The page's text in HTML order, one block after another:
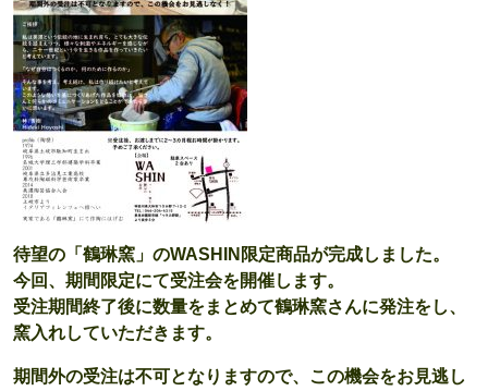
待望の「鶴琳窯」のWASHIN限定商品が完成しました。
今回、期間限定にて受注会を開催します。
受注期間終了後に数量をまとめて鶴琳窯さんに発注をし、
窯入れしていただきます。
期間外の受注は不可となりますので、この機会をお見逃し